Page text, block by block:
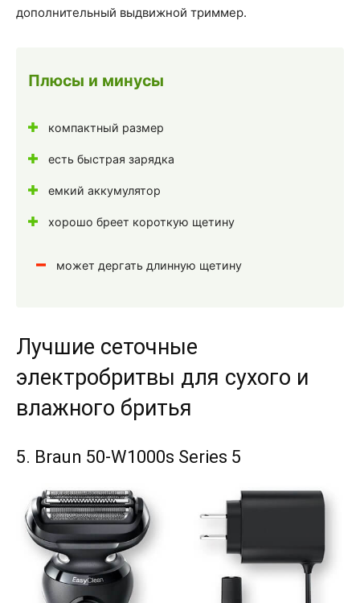
дополнительный выдвижной триммер.
Плюсы и минусы
компактный размер
есть быстрая зарядка
емкий аккумулятор
хорошо бреет короткую щетину
может дергать длинную щетину
Лучшие сеточные
электробритвы для сухого и
влажного бритья
5. Braun 50-W1000s Series 5